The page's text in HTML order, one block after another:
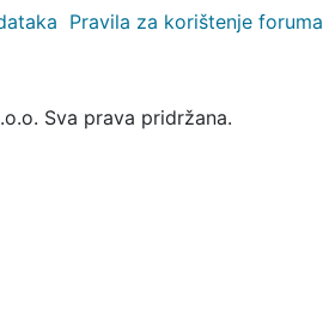
Pravila za korištenje foruma
Sva prava pridržana.